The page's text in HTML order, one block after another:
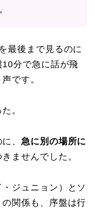
最後まで見るのに
分で急に話が飛
です。
。
に、急に別の場所に
ませんでした。
ジュニョン）とソ
関係も、序盤は行